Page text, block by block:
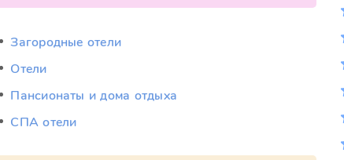
Загородные отели
Отели
Пансионаты и дома отдыха
СПА отели